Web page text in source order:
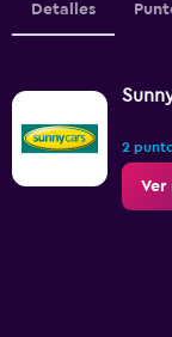
Detalles
2
Ver